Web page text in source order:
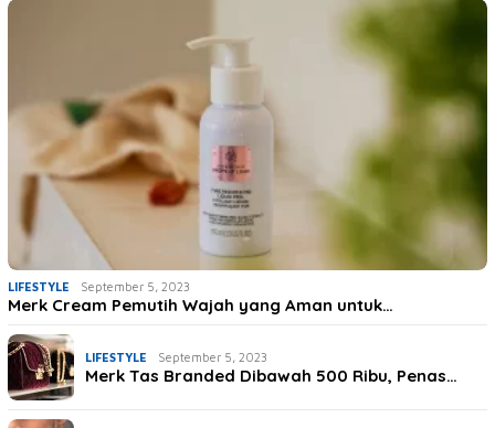
LIFESTYLE September 5, 2023
Merk Cream Pemutih Wajah yang Aman untuk…
LIFESTYLE September 5, 2023
Merk Tas Branded Dibawah 500 Ribu, Penas…